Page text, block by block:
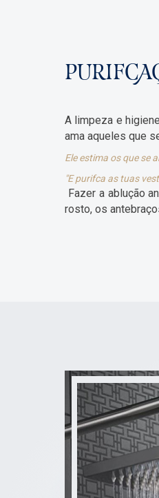
A limpeza e
ama aqueles que
Ele estima os que se
"E purifca as tuas
Fazer a ablução
rosto, os